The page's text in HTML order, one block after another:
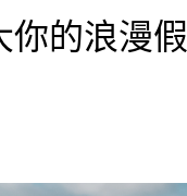
的浪漫假